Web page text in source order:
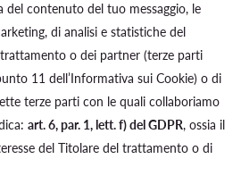
del contenuto del tuo messaggio, le
di analisi e statistiche del
o dei partner (terze parti
11 dell’Informativa sui Cookie) o di
terze parti con le quali collaboriamo
art. 6, par. 1, lett. f) del GDPR, ossia il
del Titolare del trattamento o di